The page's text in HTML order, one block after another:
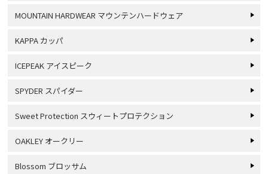
MOUNTAIN HARDWEAR マウンテンハードウェア
KAPPA カッパ
ICEPEAK アイスピーク
SPYDER スパイダー
Sweet Protection スウィートプロテクション
OAKLEY オークリー
Blossom ブロッサム